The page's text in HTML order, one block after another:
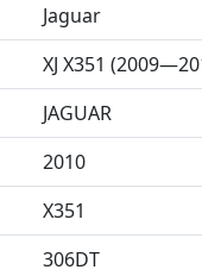
Jaguar
XJ X351
JAGUAR
2010
X351
306DT